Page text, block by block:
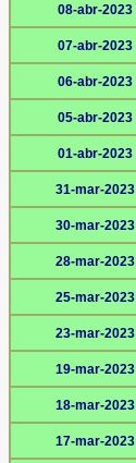
08-abr-2023
07-abr-2023
06-abr-2023
05-abr-2023
01-abr-2023
31-mar-2023
30-mar-2023
28-mar-2023
25-mar-2023
23-mar-2023
19-mar-2023
18-mar-2023
17-mar-2023